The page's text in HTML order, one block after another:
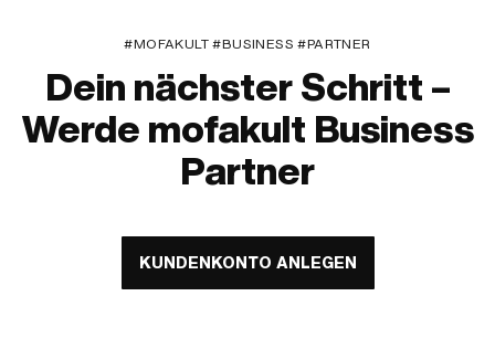
#MOFAKULT #BUSINESS #PARTNER
Dein nächster Schritt –
Werde mofakult Business
Partner
KUNDENKONTO ANLEGEN